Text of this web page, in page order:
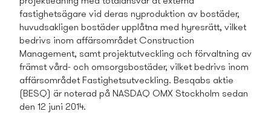
fastighetsägare vid deras nyproduktion av bostäder,
huvudsakligen bostäder upplåtna med hyresrätt, vilket
bedrivs inom affärsområdet Construction
Management, samt projektutveckling och förvaltning av
främst vård- och omsorgsbostäder, vilket bedrivs inom
affärsområdet Fastighets­utveckling. Besqabs aktie
(BESQ) är noterad på NASDAQ OMX Stockholm sedan
den 12 juni 2014.